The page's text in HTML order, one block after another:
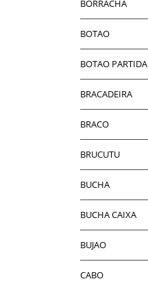
BORRACHA
BOTAO
BOTAO PARTIDA
BRACADEIRA
BRACO
BRUCUTU
BUCHA
BUCHA CAIXA
BUJAO
CABO